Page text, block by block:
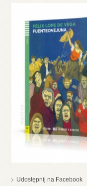
Udostępnij na Facebook